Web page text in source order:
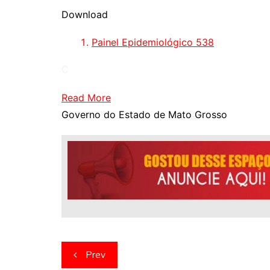
Download
Painel Epidemiológico 538
Read More
Governo do Estado de Mato Grosso
Navegação
Prev